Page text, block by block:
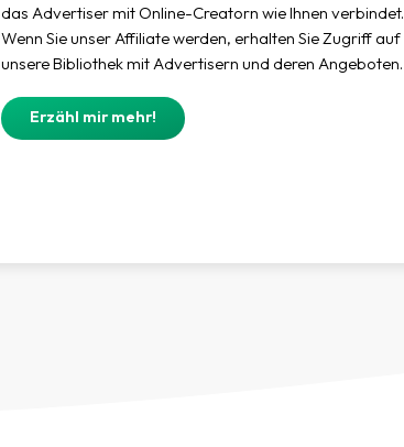
das Advertiser mit Online-Creatorn wie Ihnen verbindet.
Wenn Sie unser Affiliate werden, erhalten Sie Zugriff auf
unsere Bibliothek mit Advertisern und deren Angeboten.
Erzähl mir mehr!